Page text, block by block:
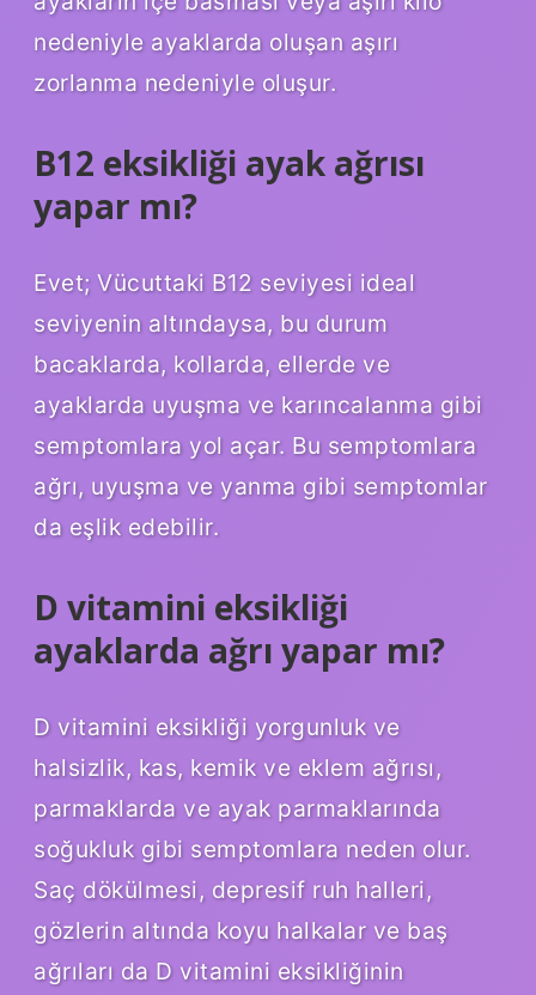
nedeniyle ayaklarda oluşan aşırı
zorlanma nedeniyle oluşur.
B12 eksikliği ayak ağrısı
yapar mı?
Evet; Vücuttaki B12 seviyesi ideal
seviyenin altındaysa, bu durum
bacaklarda, kollarda, ellerde ve
ayaklarda uyuşma ve karıncalanma gibi
semptomlara yol açar. Bu semptomlara
ağrı, uyuşma ve yanma gibi semptomlar
da eşlik edebilir.
D vitamini eksikliği
ayaklarda ağrı yapar mı?
D vitamini eksikliği yorgunluk ve
halsizlik, kas, kemik ve eklem ağrısı,
parmaklarda ve ayak parmaklarında
soğukluk gibi semptomlara neden olur.
Saç dökülmesi, depresif ruh halleri,
gözlerin altında koyu halkalar ve baş
ağrıları da D vitamini eksikliğinin